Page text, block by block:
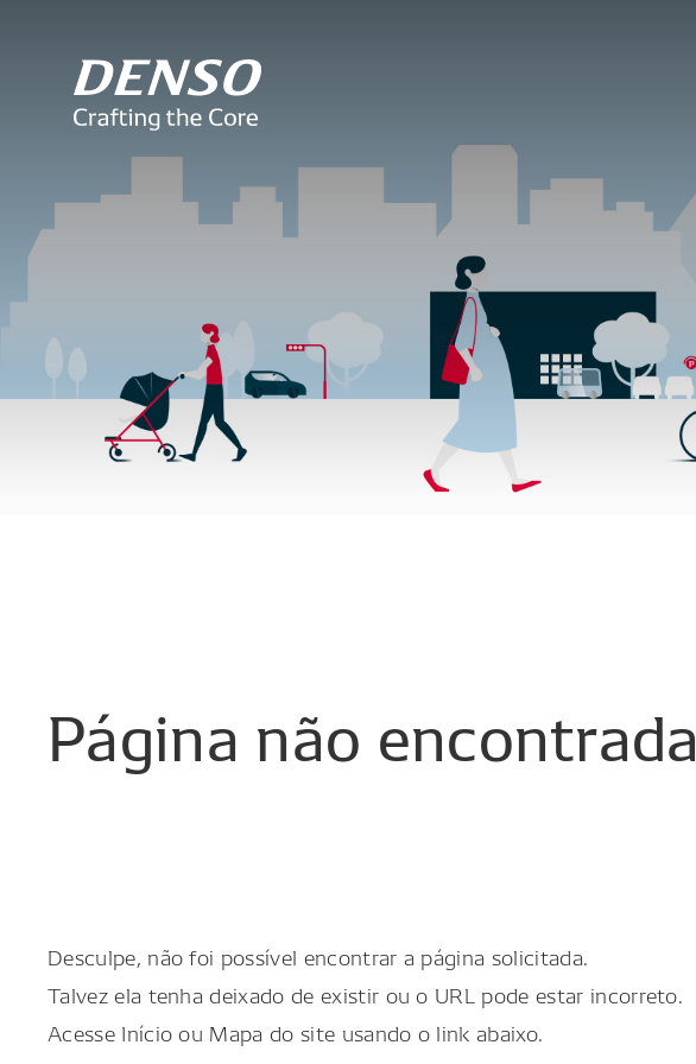
Página não encontrada
Desculpe, não foi possível encontrar a página solicitada.
Talvez ela tenha deixado de existir ou o URL pode estar incorreto.
Acesse Início ou Mapa do site usando o link abaixo.